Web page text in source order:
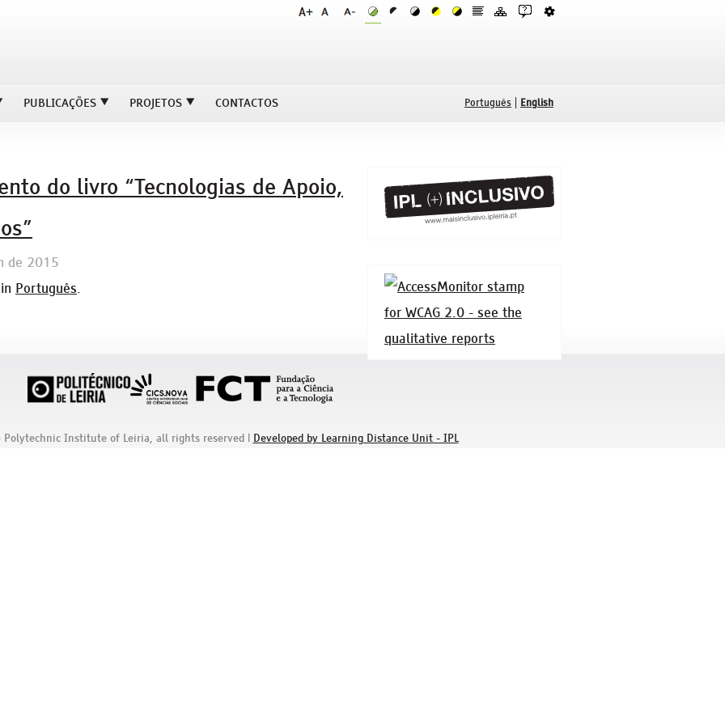
PUBLICAÇÕES PROJETOS CONTACTOS Português English
do livro “Tecnologias de Apoio,
de 2015
Português.
Institute of Leiria, all rights reserved| Developed by Learning Distance Unit - IPL